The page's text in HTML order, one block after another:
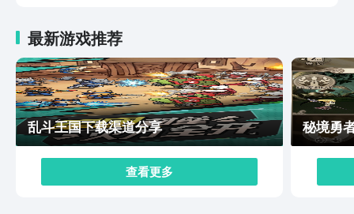
赚得才多。伍六七暗影交锋的玩法想必大家已经清楚知道
了，战斗玩法需要玩家懂得基础的策略，而经验玩法就是
玩家享受游戏的乐趣，伍六七暗影交锋下载安装已经都介
绍完了，大家可以在豌豆荚APP中预约等待这款游戏上
线。
最新游戏推荐
乱斗王国下载渠道分享
查看更多
秘境勇